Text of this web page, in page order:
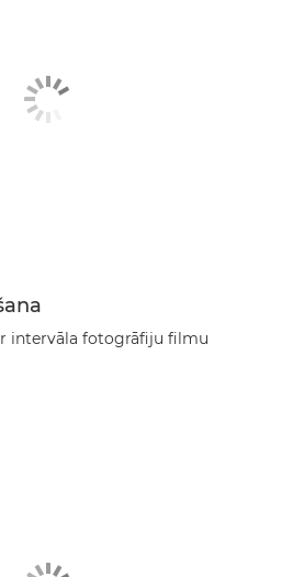
intervāla fotogrāfiju filmu